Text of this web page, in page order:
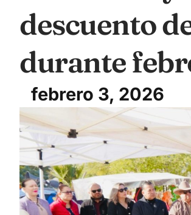
descuento
durante
febrero 3, 2026